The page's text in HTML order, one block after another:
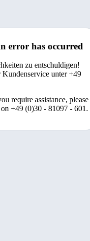
error has occurred
zu entschuldigen!
unter +49
require assistance, please
+49 (0)30 - 81097 - 601.